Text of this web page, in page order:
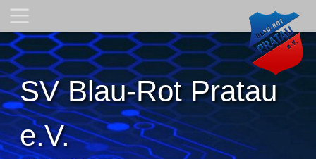
SV Blau-Rot Pratau
e.V.